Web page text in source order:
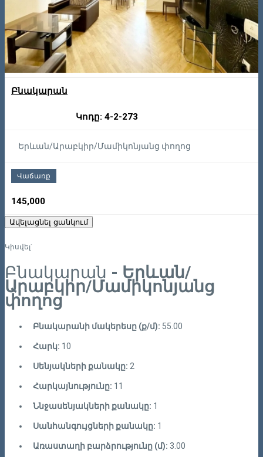
Բնակարան
Կոդը: 4-2-273
Երևան/Արաբկիր/Մամիկոնյանց փողոց
Վաճառք
145,000
Ավելացնել ցանկում
Կիսվել`
Բնակարան - Երևան/
Արաբկիր/Մամիկոնյանց
փողոց
Բնակարանի մակերեսը (ք/մ): 55.00
Հարկ: 10
Սենյակների քանակը: 2
Հարկայնությունը: 11
Ննջասենյակների քանակը: 1
Սանհանգույցների քանակը: 1
Առաստաղի բարձրությունը (մ): 3.00